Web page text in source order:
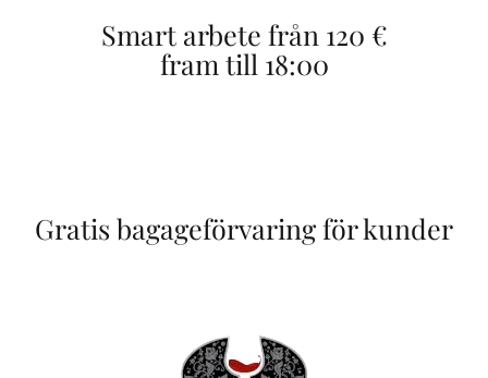
Smart arbete från 120 €
fram till 18:00
Gratis bagageförvaring för kunder